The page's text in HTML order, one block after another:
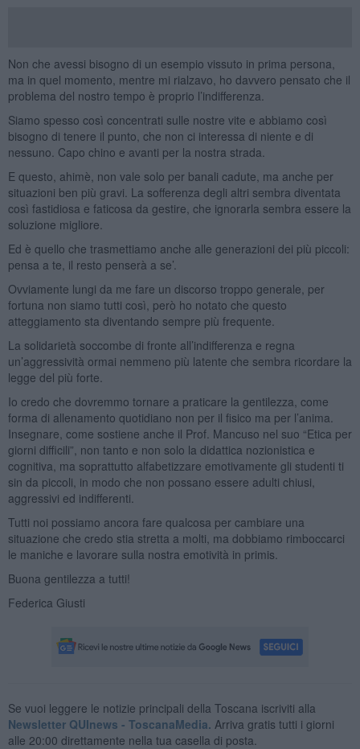
Non che avessi bisogno di un esempio vissuto in prima persona,
ma in quel momento, mentre mi rialzavo, ho davvero pensato che il
problema del nostro tempo è proprio l’indifferenza.
Siamo spesso così concentrati sulle nostre vite e abbiamo così
bisogno di tenere il punto, che non ci interessa di niente e di
nessuno. Capo chino e avanti per la nostra strada.
E questo, ahimè, non vale solo per banali cadute, ma anche per
situazioni ben più gravi. La sofferenza degli altri sembra diventata
così fastidiosa e faticosa da gestire, che ignorarla sembra essere la
soluzione migliore.
Ed è quello che trasmettiamo anche alle generazioni dei più piccoli:
pensa a te, il resto penserà a se’.
Ovviamente lungi da me fare un discorso troppo generale, per
fortuna non siamo tutti così, però ho notato che questo
atteggiamento sta diventando sempre più frequente.
La solidarietà soccombe di fronte all’indifferenza e regna
un’aggressività ormai nemmeno più latente che sembra ricordare la
legge del più forte.
Io credo che dovremmo tornare a praticare la gentilezza, come
forma di allenamento quotidiano non per il fisico ma per l’anima.
Insegnare, come sostiene anche il Prof. Mancuso nel suo “Etica per
giorni difficili”, non tanto e non solo la didattica nozionistica e
cognitiva, ma soprattutto alfabetizzare emotivamente gli studenti ti
sin da piccoli, in modo che non possano essere adulti chiusi,
aggressivi ed indifferenti.
Tutti noi possiamo ancora fare qualcosa per cambiare una
situazione che credo stia stretta a molti, ma dobbiamo rimboccarci
le maniche e lavorare sulla nostra emotività in primis.
Buona gentilezza a tutti!
Federica Giusti
Se vuoi leggere le notizie principali della Toscana iscriviti alla
Newsletter QUInews - ToscanaMedia. Arriva gratis tutti i giorni
alle 20:00 direttamente nella tua casella di posta.